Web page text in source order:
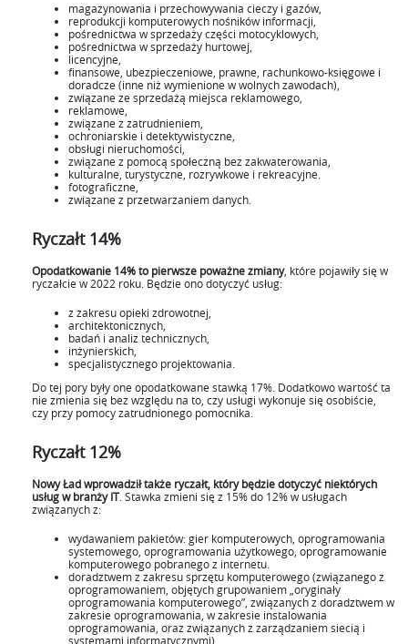
magazynowania i przechowywania cieczy i gazów,
reprodukcji komputerowych nośników informacji,
pośrednictwa w sprzedaży części motocyklowych,
pośrednictwa w sprzedaży hurtowej,
licencyjne,
finansowe, ubezpieczeniowe, prawne, rachunkowo-księgowe i
doradcze (inne niż wymienione w wolnych zawodach),
związane ze sprzedażą miejsca reklamowego,
reklamowe,
związane z zatrudnieniem,
ochroniarskie i detektywistyczne,
obsługi nieruchomości,
związane z pomocą społeczną bez zakwaterowania,
kulturalne, turystyczne, rozrywkowe i rekreacyjne.
fotograficzne,
związane z przetwarzaniem danych.
Ryczałt 14%
Opodatkowanie 14% to pierwsze poważne zmiany, które pojawiły się w
ryczałcie w 2022 roku. Będzie ono dotyczyć usług:
z zakresu opieki zdrowotnej,
architektonicznych,
badań i analiz technicznych,
inżynierskich,
specjalistycznego projektowania.
Do tej pory były one opodatkowane stawką 17%. Dodatkowo wartość ta
nie zmienia się bez względu na to, czy usługi wykonuje się osobiście,
czy przy pomocy zatrudnionego pomocnika.
Ryczałt 12%
Nowy Ład wprowadził także ryczałt, który będzie dotyczyć niektórych
usług w branży IT. Stawka zmieni się z 15% do 12% w usługach
związanych z:
wydawaniem pakietów: gier komputerowych, oprogramowania
systemowego, oprogramowania użytkowego, oprogramowanie
komputerowego pobranego z internetu.
doradztwem z zakresu sprzętu komputerowego (związanego z
oprogramowaniem, objętych grupowaniem „oryginały
oprogramowania komputerowego”, związanych z doradztwem w
zakresie oprogramowania, w zakresie instalowania
oprogramowania, oraz związanych z zarządzaniem siecią i
systemami informatycznymi).